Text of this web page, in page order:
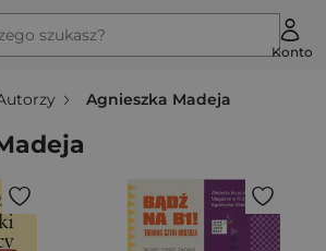
szukasz?
Konto
Agnieszka Madeja